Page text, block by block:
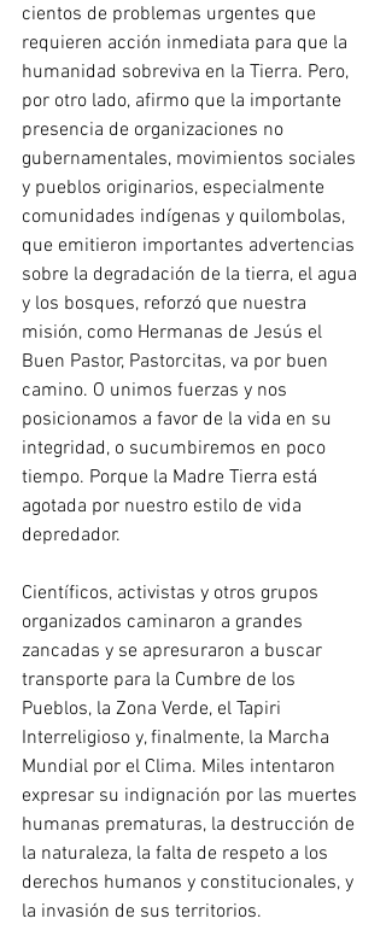
cientos de problemas urgentes que
requieren acción inmediata para que la
humanidad sobreviva en la Tierra. Pero,
por otro lado, afirmo que la importante
presencia de organizaciones no
gubernamentales, movimientos sociales
y pueblos originarios, especialmente
comunidades indígenas y quilombolas,
que emitieron importantes advertencias
sobre la degradación de la tierra, el agua
y los bosques, reforzó que nuestra
misión, como Hermanas de Jesús el
Buen Pastor, Pastorcitas, va por buen
camino. O unimos fuerzas y nos
posicionamos a favor de la vida en su
integridad, o sucumbiremos en poco
tiempo. Porque la Madre Tierra está
agotada por nuestro estilo de vida
depredador.
Científicos, activistas y otros grupos
organizados caminaron a grandes
zancadas y se apresuraron a buscar
transporte para la Cumbre de los
Pueblos, la Zona Verde, el Tapiri
Interreligioso y, finalmente, la Marcha
Mundial por el Clima. Miles intentaron
expresar su indignación por las muertes
humanas prematuras, la destrucción de
la naturaleza, la falta de respeto a los
derechos humanos y constitucionales, y
la invasión de sus territorios.